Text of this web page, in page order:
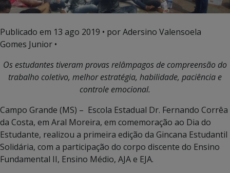
Publicado em 13 ago 2019 • por Adersino Valensoela
Gomes Junior •
Os estudantes tiveram provas relâmpagos de compreensão do
trabalho coletivo, melhor estratégia, habilidade, paciência e
controle emocional.
Campo Grande (MS) – Escola Estadual Dr. Fernando Corrêa
da Costa, em Aral Moreira, em comemoração ao Dia do
Estudante, realizou a primeira edição da Gincana Estudantil
Solidária, com a participação do corpo discente do Ensino
Fundamental II, Ensino Médio, AJA e EJA.